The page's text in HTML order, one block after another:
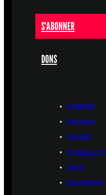
S'ABONNER
DONS
ÉCONOMIE
POLITIQUE
HISTOIRE
SCIENCES &
SANTÉ
PHILOSOPHIE